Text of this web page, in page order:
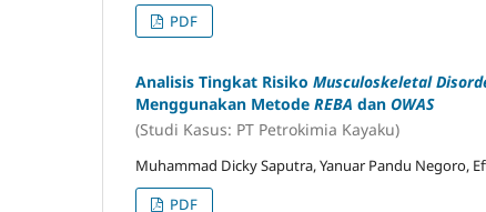
PDF
Analisis Tingkat Risiko Musculoskeletal
Menggunakan Metode REBA dan OWAS
(Studi Kasus: PT Petrokimia Kayaku)
Muhammad Dicky Saputra, Yanuar Pandu Negoro,
PDF